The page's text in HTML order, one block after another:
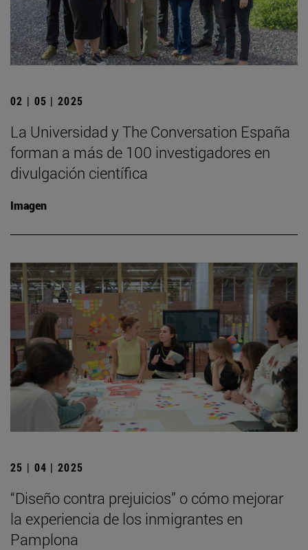
02 | 05 | 2025
La Universidad y The Conversation España
forman a más de 100 investigadores en
divulgación científica
Imagen
25 | 04 | 2025
“Diseño contra prejuicios” o cómo mejorar
la experiencia de los inmigrantes en
Pamplona